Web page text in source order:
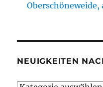
Oberschöneweide,
NEUIGKEITEN